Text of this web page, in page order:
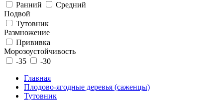
Ранний
Средний
Подвой
Тутовник
Размножение
Прививка
Морозоустойчивость
-35
-30
Главная
Плодово-ягодные деревья (саженцы)
Тутовник